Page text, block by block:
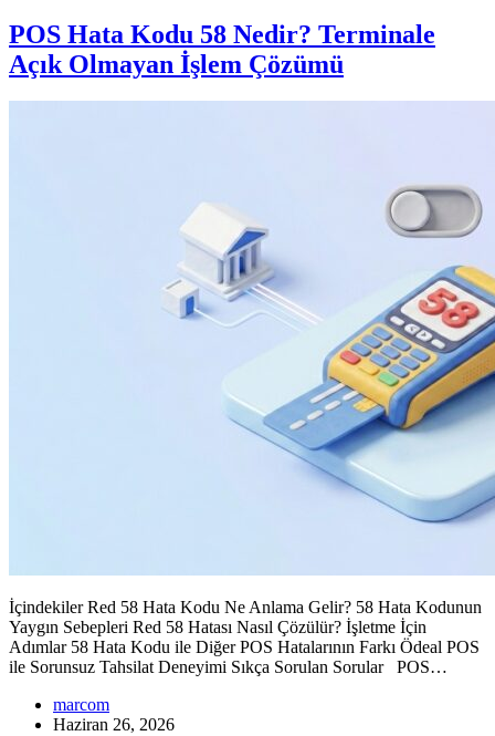
POS Hata Kodu 58 Nedir? Terminale
Açık Olmayan İşlem Çözümü
İçindekiler Red 58 Hata Kodu Ne Anlama Gelir? 58 Hata Kodunun
Yaygın Sebepleri Red 58 Hatası Nasıl Çözülür? İşletme İçin
Adımlar 58 Hata Kodu ile Diğer POS Hatalarının Farkı Ödeal POS
ile Sorunsuz Tahsilat Deneyimi Sıkça Sorulan Sorular POS…
marcom
Haziran 26, 2026